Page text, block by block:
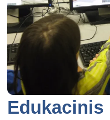
Edukacinis